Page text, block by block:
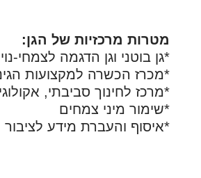
מטרות מרכזיות של הגן:
*גן בוטני וגן הדגמה לצמחי-
*מכרז הכשרה למקצועות הגינון
*מרכז לחינוך סביבתי,
*שימור מיני צמחים
*איסוף והעברת מידע לציבור